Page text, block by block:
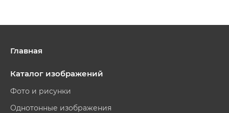
Главная
Каталог изображений
Фото и рисунки
Однотонные изображения